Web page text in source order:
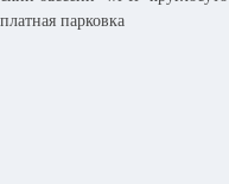
парковка